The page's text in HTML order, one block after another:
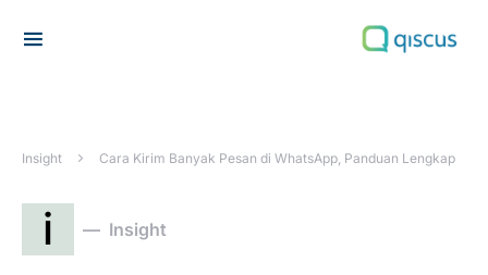
Insight Cara Kirim Banyak Pesan di WhatsApp, Panduan Lengkap
i Insight